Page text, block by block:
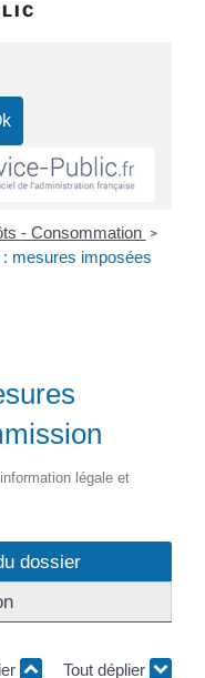
- Consommation >
mesures imposées
légale et
dossier
Tout déplier